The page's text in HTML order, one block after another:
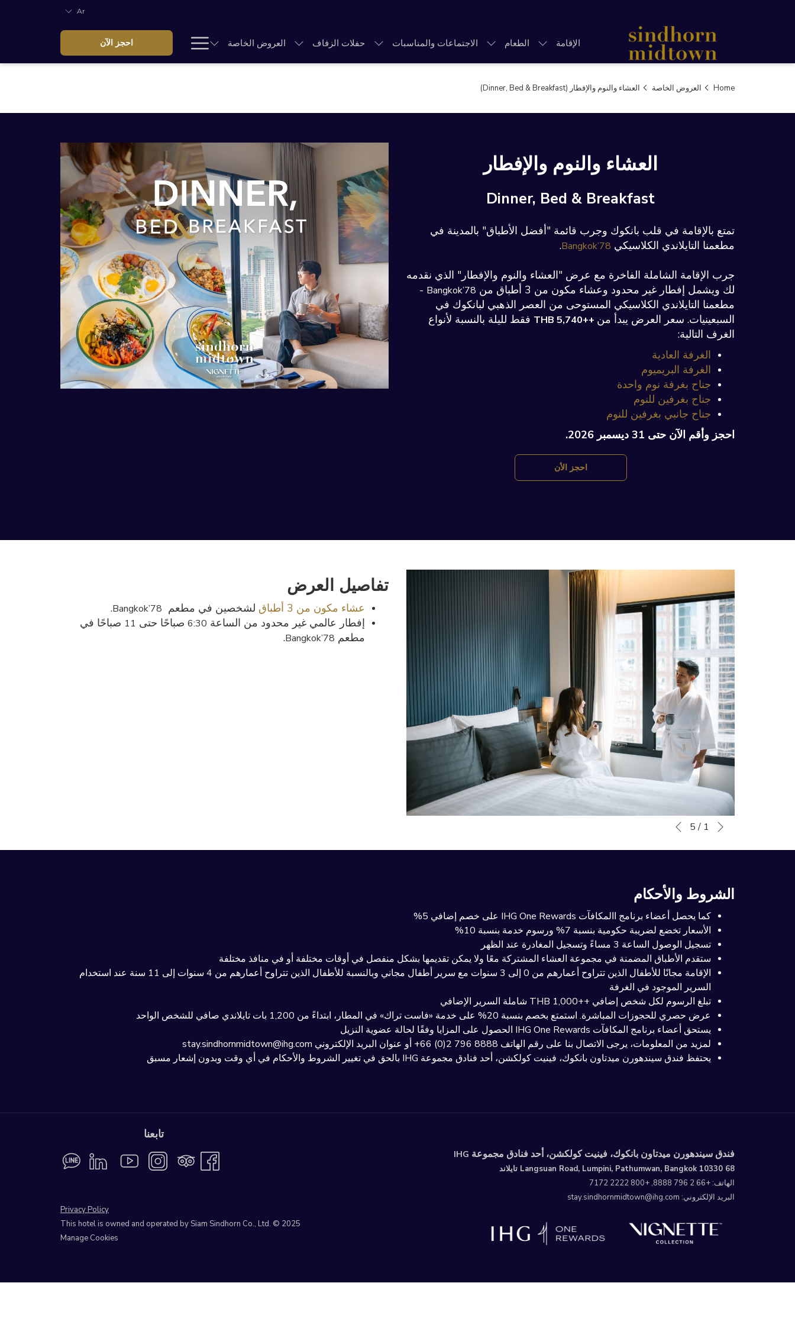
Ar
الإقامة الطعام الاجتماعات والمناسبات حفلات الزفاف العروض الخاصة Hamburger
Menu احجز الآن
Home العروض الخاصة العشاء والنوم والإفطار (Dinner, Bed & Breakfast)
العشاء والنوم والإفطار
Dinner, Bed & Breakfast
تمتع بالإقامة في قلب بانكوك وجرب قائمة "أفضل الأطباق" بالمدينة في
مطعمنا التايلاندي الكلاسيكي Bangkok’78
.
جرب الإقامة الشاملة الفاخرة مع عرض "العشاء والنوم والإفطار" الذي نقدمه
لك ويشمل إفطار غير محدود وعشاء مكون من 3 أطباق من
Bangkok’78
-
مطعمنا التايلاندي الكلاسيكي المستوحى من العصر الذهبي لبانكوك في
السبعينيات. سعر العرض يبدأ من ++THB 5,740
فقط لليلة بالنسبة لأنواع
الغرف التالية:
الغرفة العادية
الغرفة البريميوم
جناح بغرفة نوم واحدة
جناح بغرفين للنوم
جناح جانبي بغرفين للنوم
احجز وأقم الآن حتى 31 ديسمبر 2026.
احجز الأن
في
تفاصيل العرض
عشاء مكون من 3 أطباق لشخصين في مطعم Bangkok’78
.
إفطار عالمي غير محدود من الساعة 6:30 صباحًا حتى 11 صباحًا في
مطعم Bangkok’78
.
أزرار
في
سيؤدي
فوق
إلى
تحديث
المحتوى
السابق
1
/
5
الشروط والأحكام
كما يحصل أعضاء برنامج االمكافآت IHG One Rewards على خصم إضافي 5%
الأسعار تخضع لضريبة حكومية بنسبة 7% ورسوم خدمة بنسبة 10%
تسجيل الوصول الساعة 3 مساءً وتسجيل المغادرة عند الظهر
ستقدم الأطباق المضمنة في مجموعة العشاء المشتركة معًا ولا يمكن تقديمها بشكل منفصل في أوقات مختلفة أو في منافذ مختلفة
الإقامة مجانًا للأطفال الذين تتراوح أعمارهم من 0 إلى 3 سنوات مع سرير أطفال مجاني وبالنسبة للأطفال الذين تتراوح أعمارهم من 4 سنوات إلى 11 سنة عند استخدام
السرير الموجود في الغرفة
تبلغ الرسوم لكل شخص إضافي ++THB 1,000 شاملة السرير الإضافي
عرض حصري للحجوزات المباشرة. استمتع بخصم بنسبة 20% على خدمة «فاست تراك» في المطار، ابتداءً من 1,200 بات تايلاندي صافي للشخص الواحد
يستحق أعضاء برنامج المكافآت IHG One Rewards الحصول على المزايا وفقًا لحالة عضوية النزيل
لمزيد من المعلومات، يرجى الاتصال بنا على رقم الهاتف 8888 796 2(0) 66+ أو عنوان البريد الإلكتروني stay.sindhornmidtown@ihg.com
يحتفظ فندق سيندهورن ميدتاون بانكوك، فينيت كولكشن، أحد فنادق مجموعة IHG بالحق في تغيير الشروط والأحكام في أي وقت وبدون إشعار مسبق
تابعنا
Privacy Policy
This hotel is owned and operated by Siam Sindhorn Co., Ltd. © 2025
Manage Cookies
فندق سيندهورن ميدتاون بانكوك، فينيت كولكشن، أحد فنادق مجموعة IHG
68 Langsuan Road, Lumpini, Pathumwan, Bangkok 10330 تايلاند
الهاتف: +66 2 796 8888, +800 2222 7172
البريد الإلكتروني: stay.sindhornmidtown@ihg.com